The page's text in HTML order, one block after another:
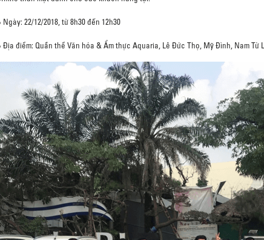
Ngày: 22/12/2018, từ 8h30 đến 12h30
Địa điểm: Quần thể Văn hóa & Ẩm thực Aquaria, Lê Đức Thọ, Mỹ Đình, Nam Từ